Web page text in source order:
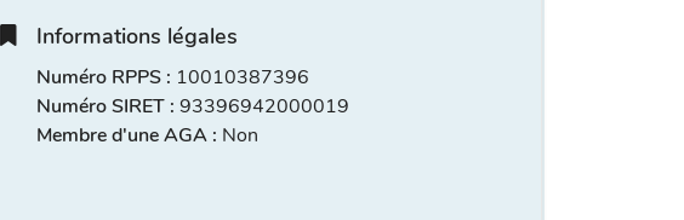
Informations légales
Numéro RPPS : 10010387396
Numéro SIRET : 93396942000019
Membre d'une AGA : Non